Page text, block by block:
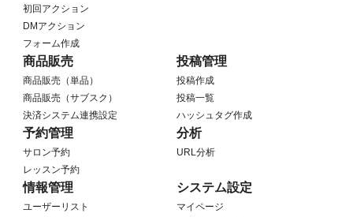
初回アクション
DMアクション
フォーム作成
商品販売
商品販売（単品）
商品販売（サブスク）
決済システム連携設定
投稿管理
投稿作成
投稿一覧
ハッシュタグ作成
予約管理
サロン予約
レッスン予約
分析
URL分析
情報管理
ユーザーリスト
システム設定
マイページ